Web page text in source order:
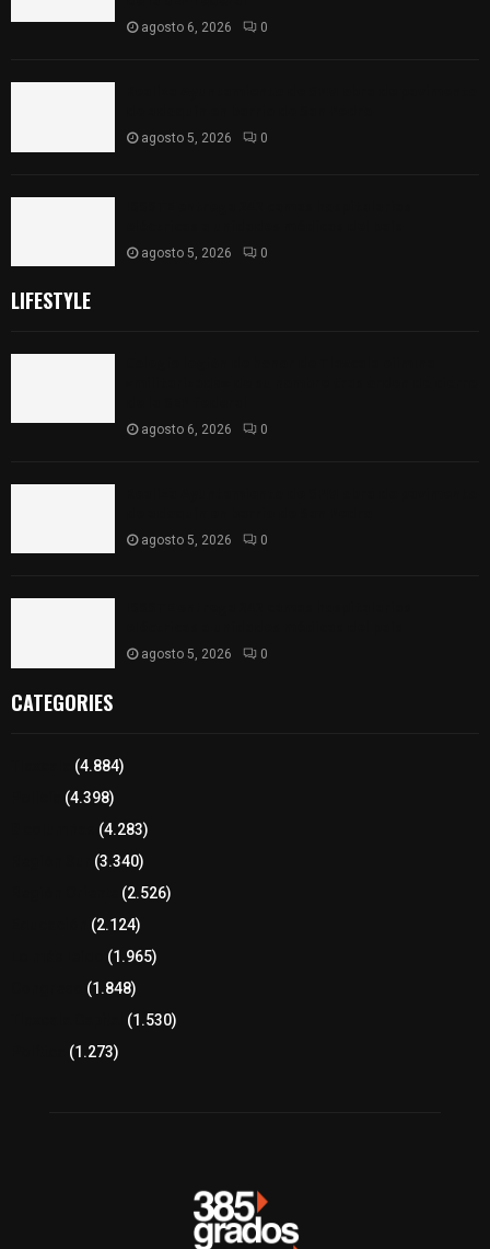
agosto 6, 2026 0
agosto 5, 2026 0
agosto 5, 2026 0
LIFESTYLE
agosto 6, 2026 0
agosto 5, 2026 0
agosto 5, 2026 0
CATEGORIES
(4.884)
(4.398)
(4.283)
(3.340)
(2.526)
(2.124)
(1.965)
(1.848)
(1.530)
(1.273)